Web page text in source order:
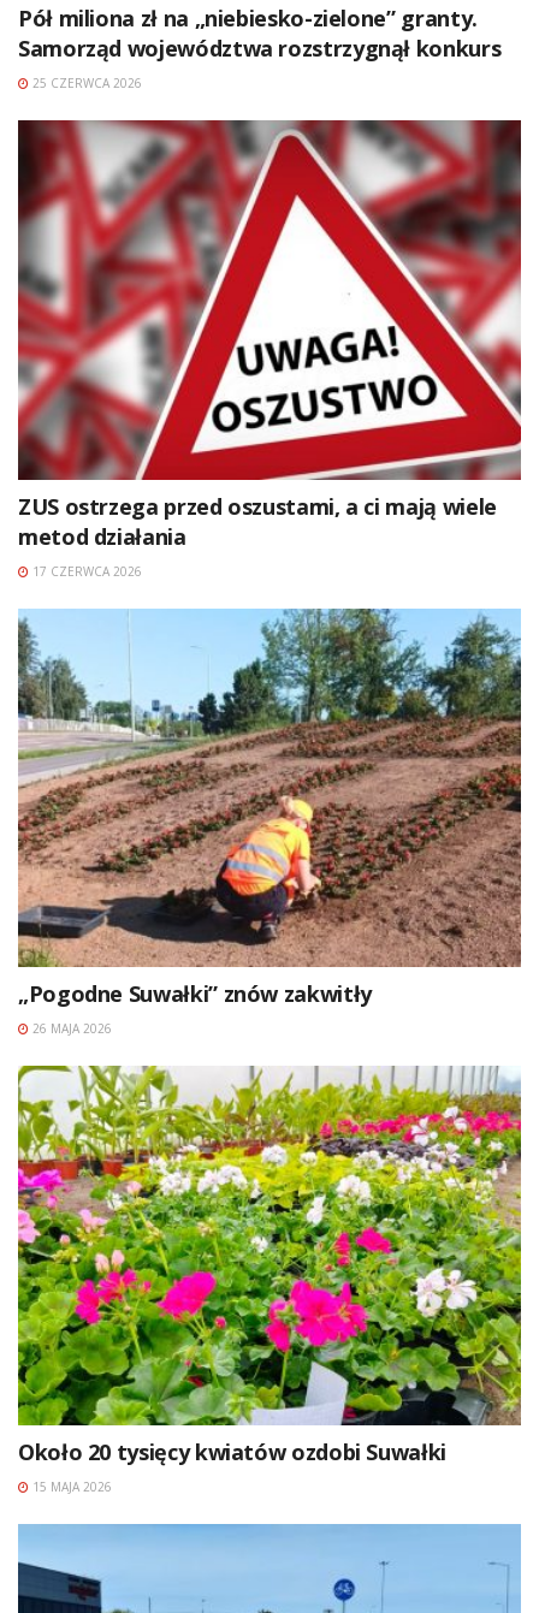
Pół miliona zł na „niebiesko-zielone” granty.
Samorząd województwa rozstrzygnął konkurs
25 CZERWCA 2026
ZUS ostrzega przed oszustami, a ci mają wiele
metod działania
17 CZERWCA 2026
„Pogodne Suwałki” znów zakwitły
26 MAJA 2026
Około 20 tysięcy kwiatów ozdobi Suwałki
15 MAJA 2026